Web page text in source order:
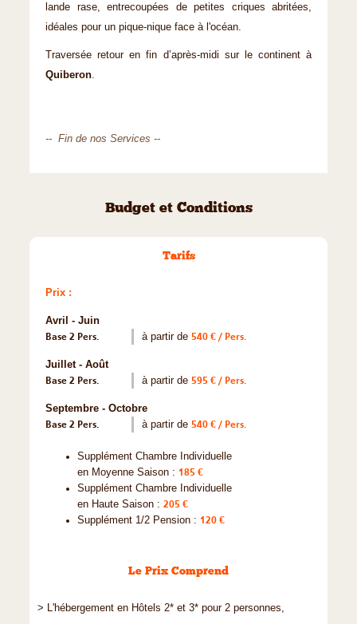
lande rase, entrecoupées de petites criques abritées,
idéales pour un pique-nique face à l'océan.
Traversée retour en fin d’après-midi sur le continent à
Quiberon.
-- Fin de nos Services --
Budget et Conditions
Tarifs
Prix :
Avril - Juin
Base 2 Pers.
à partir de 540 € / Pers.
Juillet - Août
Base 2 Pers.
à partir de 595 € / Pers.
Septembre - Octobre
Base 2 Pers.
à partir de 540 € / Pers.
Supplément Chambre Individuelle
en Moyenne Saison : 185 €
Supplément Chambre Individuelle
en Haute Saison : 205 €
Supplément 1/2 Pension : 120 €
Le Prix Comprend
> L'hébergement en Hôtels 2* et 3* pour 2 personnes,